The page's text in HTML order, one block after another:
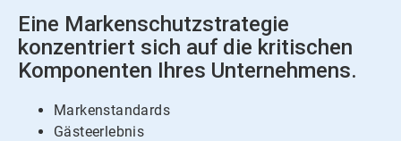
Eine Markenschutzstrategie
konzentriert sich auf die kritischen
Komponenten Ihres Unternehmens.
Markenstandards
Gästeerlebnis